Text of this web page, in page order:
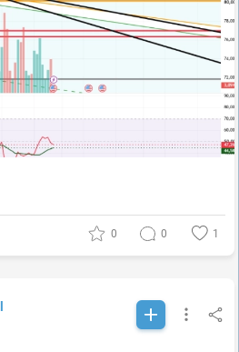
0 0 1